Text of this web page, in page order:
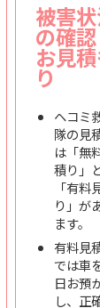
被害
の確
お見
り
ヘコミ
隊の見
は「無
積り」
「有料
り」が
ます。
有料見
では車
日お預
し、正